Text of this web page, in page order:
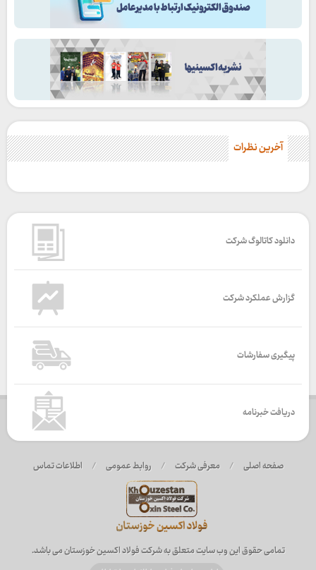
آخرین نظرات
دانلود کاتالوگ شرکت
گزارش عملکرد شرکت
پیگیری سفارشات
دریافت خبرنامه
صفحه اصلی / معرفی شرکت / روابط عمومی / اطلاعات تماس
تمامی حقوق این وب سایت متعلق به شرکت فولاد اکسین خوزستان می باشد.